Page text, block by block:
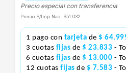
Precio especial con transferencia
Precio S/Imp.Nac. $51.032
1 pago con tarjeta de $
3 cuotas fijas de $ 23.833 -
6 cuotas fijas de $ 13.000 -
12 cuotas fijas de $ 7.583 -